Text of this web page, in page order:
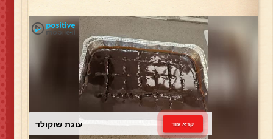
עוגת שוקולד קרא עוד